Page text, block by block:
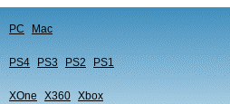
PC Mac
PS4 PS3 PS2 PS1
XOne X360 Xbox